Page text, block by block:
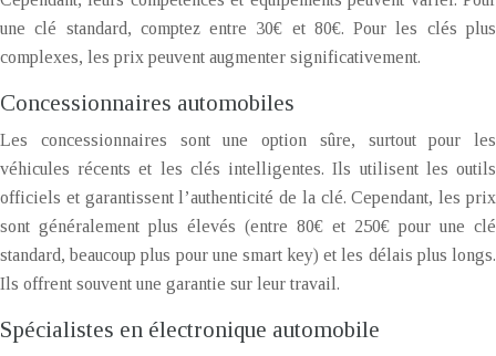
une clé standard, comptez entre 30€ et 80€. Pour les clés plus
complexes, les prix peuvent augmenter significativement.
Concessionnaires automobiles
Les concessionnaires sont une option sûre, surtout pour les
véhicules récents et les clés intelligentes. Ils utilisent les outils
officiels et garantissent l’authenticité de la clé. Cependant, les prix
sont généralement plus élevés (entre 80€ et 250€ pour une clé
standard, beaucoup plus pour une smart key) et les délais plus longs.
Ils offrent souvent une garantie sur leur travail.
Spécialistes en électronique automobile